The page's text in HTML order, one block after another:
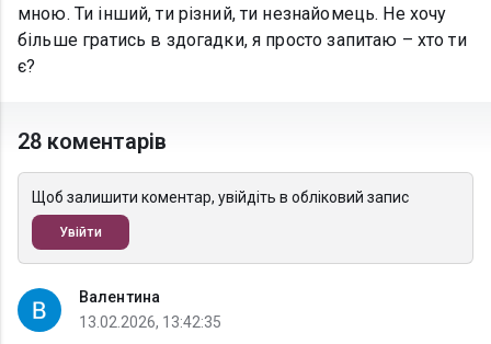
мною. Ти інший, ти різний, ти незнайомець. Не хочу
більше гратись в здогадки, я просто запитаю – хто ти
є?
28 коментарів
Щоб залишити коментар, увійдіть в обліковий запис
Увійти
Валентина
13.02.2026, 13:42:35